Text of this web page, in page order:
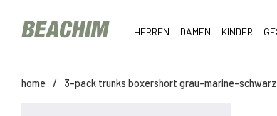
HERREN DAMEN KINDER
home / 3-pack trunks boxershort grau-marine-schwarz